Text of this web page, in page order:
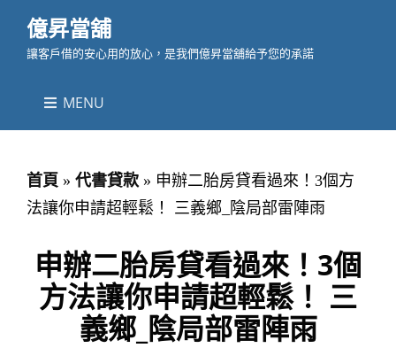
億昇當舖
讓客戶借的安心用的放心，是我們億昇當舖給予您的承諾
MENU
首頁 » 代書貸款 » 申辦二胎房貸看過來！3個方
法讓你申請超輕鬆！ 三義鄉_陰局部雷陣雨
申辦二胎房貸看過來！3個
方法讓你申請超輕鬆！ 三
義鄉_陰局部雷陣雨